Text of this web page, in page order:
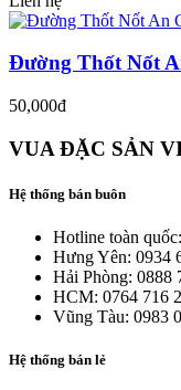
Đường Thốt Nốt
50,000đ
VUA ĐẶC SẢN
Hệ thống bán buôn
Hotline toàn quốc:
Hưng Yên: 0934
Hải Phòng: 0888
HCM: 0764 716
Vũng Tàu: 0983
Hệ thống bán lẻ